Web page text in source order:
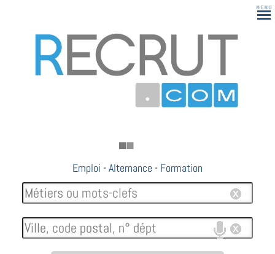
183
Emploi -Alternance - Formation